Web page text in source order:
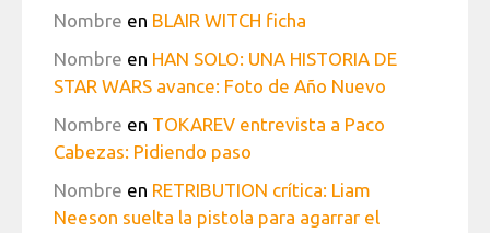
Nombre en BLAIR WITCH ficha
Nombre en HAN SOLO: UNA HISTORIA DE
STAR WARS avance: Foto de Año Nuevo
Nombre en TOKAREV entrevista a Paco
Cabezas: Pidiendo paso
Nombre en RETRIBUTION crítica: Liam
Neeson suelta la pistola para agarrar el